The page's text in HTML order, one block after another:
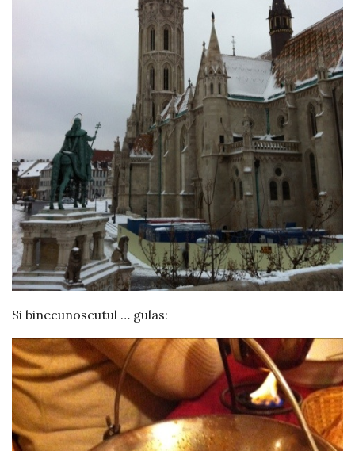
Si binecunoscutul … gulas: